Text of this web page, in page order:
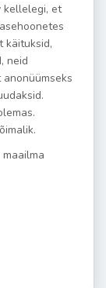
kellelegi, et
käituksid,
neid